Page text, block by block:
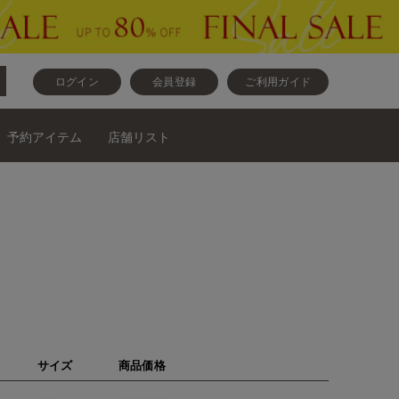
ログイン 会員登録 ご利用ガイド
予約アイテム 店舗リスト
サイズ 商品価格